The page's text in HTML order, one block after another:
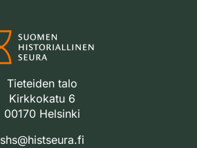
Tieteiden talo
Kirkkokatu 6
00170 Helsinki
shs@histseura.fi